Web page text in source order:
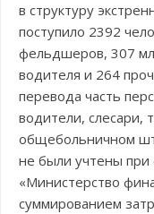
в структуру
поступило 2392
фельдшеров, 307
водителя и 264
перевода часть
водители, слесари,
общебольничном
не были учтены
«Министерство
суммированием